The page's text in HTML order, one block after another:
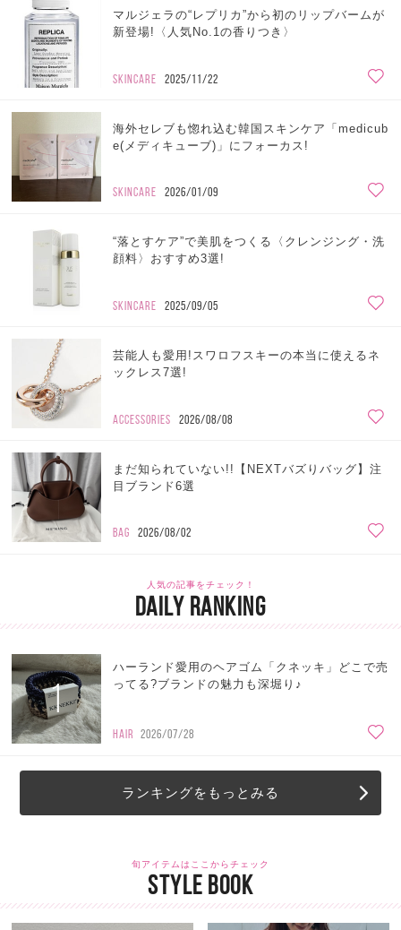
マルジェラの“レプリカ”から初のリップバームが
新登場!〈人気No.1の香りつき〉
SKINCARE 2025/11/22
海外セレブも惚れ込む韓国スキンケア「medicub
e(メディキューブ)」にフォーカス!
SKINCARE 2026/01/09
“落とすケア”で美肌をつくる〈クレンジング・洗
顔料〉おすすめ3選!
SKINCARE 2025/09/05
芸能人も愛用!スワロフスキーの本当に使えるネ
ックレス7選!
ACCESSORIES 2026/08/08
まだ知られていない!!【NEXTバズりバッグ】注
目ブランド6選
BAG 2026/08/02
人気の記事をチェック！
DAILY RANKING
1
ハーランド愛用のヘアゴム「クネッキ」どこで売
ってる?ブランドの魅力も深堀り♪
HAIR 2026/07/28
ランキングをもっとみる
旬アイテムはここからチェック
STYLE BOOK